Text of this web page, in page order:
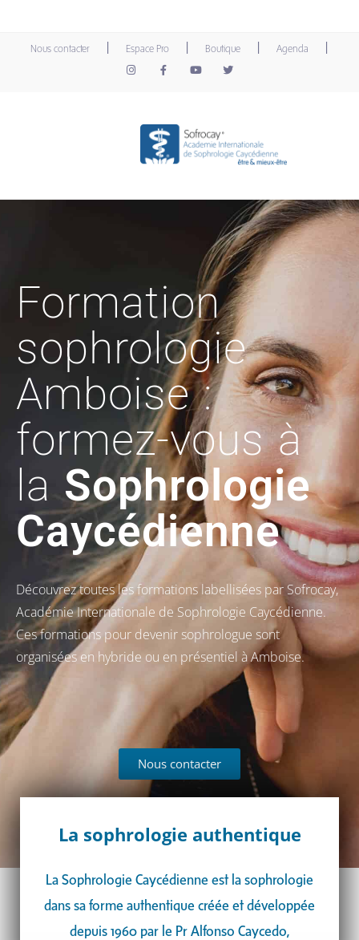
Nous contacter Espace Pro Boutique Agenda
Formation
sophrologie
Amboise :
formez-vous à
la Sophrologie
Caycédienne
Découvrez toutes les formations labellisées par Sofrocay,
Académie Internationale de Sophrologie Caycédienne.
Ces formations pour devenir sophrologue sont
organisées en hybride ou en présentiel à Amboise.
Nous contacter
La sophrologie authentique
La Sophrologie Caycédienne est la sophrologie
dans sa forme authentique créée et développée
depuis 1960 par le Pr Alfonso Caycedo,